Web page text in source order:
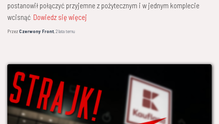
postanowił połączyć przyjemne z pożytecznym i w jednym komplecie
wcisnąć Dowiedz się więcej
PrzezCzerwony Front,2 latatemu